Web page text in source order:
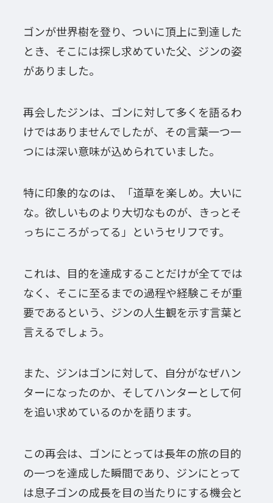
ゴンが世界樹を登り、ついに頂上に到達した
とき、そこには探し求めていた父、ジンの姿
がありました。
再会したジンは、ゴンに対して多くを語るわ
けではありませんでしたが、その言葉一つ一
つには深い意味が込められていました。
特に印象的なのは、「道草を楽しめ。大いに
な。欲しいものより大切なものが、きっとそ
っちにころがってる」というセリフです。
これは、目的を達成することだけが全てでは
なく、そこに至るまでの過程や経験こそが重
要であるという、ジンの人生観を示す言葉と
言えるでしょう。
また、ジンはゴンに対して、自分がなぜハン
ターになったのか、そしてハンターとして何
を追い求めているのかを語ります。
この再会は、ゴンにとっては長年の旅の目的
の一つを達成した瞬間であり、ジンにとって
は息子ゴンの成長を目の当たりにする機会と